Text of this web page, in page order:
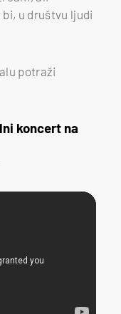
u društvu ljudi
potraži
koncert na